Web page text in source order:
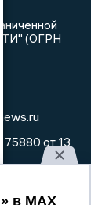
(ОГРН
от 13
связи,